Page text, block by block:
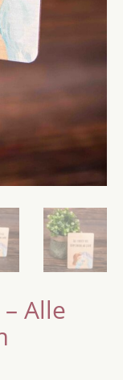
Alle